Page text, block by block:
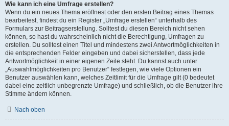
Wie kann ich eine Umfrage erstellen?
Wenn du ein neues Thema eröffnest oder den ersten Beitrag eines Themas
bearbeitest, findest du ein Register „Umfrage erstellen“ unterhalb des
Formulars zur Beitragserstellung. Solltest du diesen Bereich nicht sehen
können, so hast du wahrscheinlich nicht die Berechtigung, Umfragen zu
erstellen. Du solltest einen Titel und mindestens zwei Antwortmöglichkeiten in
die entsprechenden Felder eingeben und dabei sicherstellen, dass jede
Antwortmöglichkeit in einer eigenen Zeile steht. Du kannst auch unter
„Auswahlmöglichkeiten pro Benutzer“ festlegen, wie viele Optionen ein
Benutzer auswählen kann, welches Zeitlimit für die Umfrage gilt (0 bedeutet
dabei eine zeitlich unbegrenzte Umfrage) und schließlich, ob die Benutzer ihre
Stimme ändern können.
Nach oben